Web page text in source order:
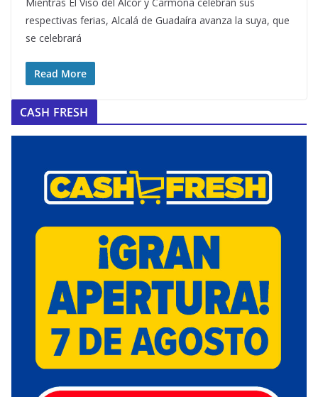
respectivas ferias, Alcalá de Guadaíra avanza la suya, que
se celebrará
Read More
CASH FRESH